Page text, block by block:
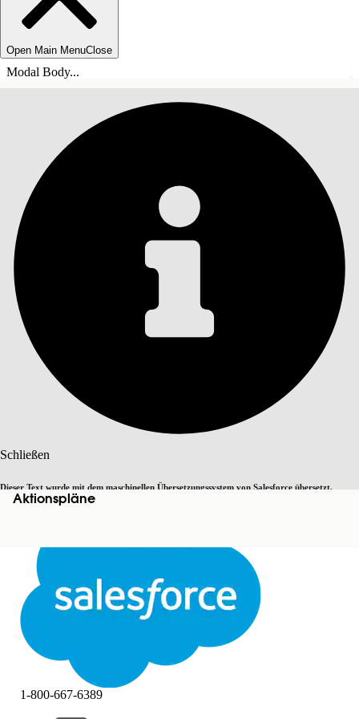
Open Main MenuClose
Modal Body...
Schließen
Dieser Text wurde mit dem maschinellen Übersetzungssystem von Salesforce übersetzt.
Weitere Details finden Sie
Schließen
Aktionspläne
INHALT
1-800-667-6389